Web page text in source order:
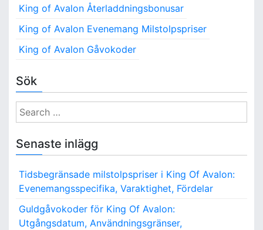
King of Avalon Återladdningsbonusar
King of Avalon Evenemang Milstolpspriser
King of Avalon Gåvokoder
Sök
S
e
r
o
Senaste inlägg
Tidsbegränsade milstolpspriser i King Of Avalon:
Evenemangsspecifika, Varaktighet, Fördelar
Guldgåvokoder för King Of Avalon:
Utgångsdatum, Användningsgränser,